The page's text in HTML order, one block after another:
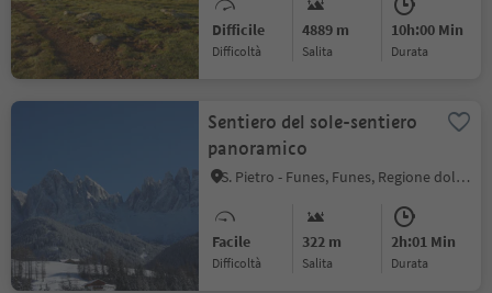
Difficile
Difficoltà
4889 m
Salita
10h:00 Min
durata
Sentiero del sole-sentiero
panoramico
S. Pietro - Funes, Funes, Regione dolomitica Luson Val di Funes
Facile
Difficoltà
322 m
Salita
2h:01 Min
durata